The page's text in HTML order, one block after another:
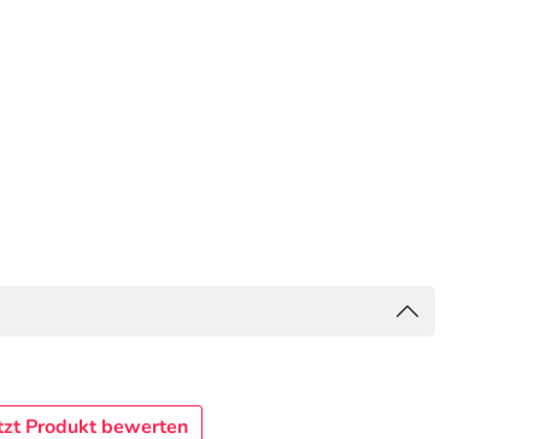
Produkt bewerten